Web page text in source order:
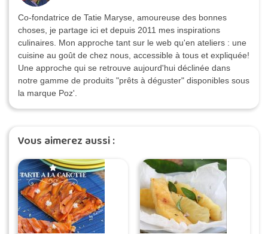
Co-fondatrice de Tatie Maryse, amoureuse des bonnes
choses, je partage ici et depuis 2011 mes inspirations
culinaires. Mon approche tant sur le web qu'en ateliers : une
cuisine au goût de chez nous, accessible à tous et expliquée!
Une approche qui se retrouve aujourd'hui déclinée dans
notre gamme de produits "prêts à déguster" disponibles sous
la marque Poz'.
Vous aimerez aussi :